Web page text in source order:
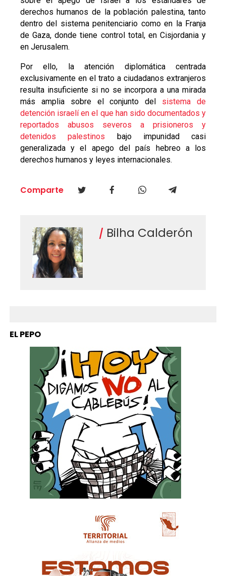
derechos humanos de la población palestina, tanto
dentro del sistema penitenciario como en la Franja
de Gaza, donde tiene control total, en Cisjordania y
en Jerusalem.
Por ello, la atención diplomática centrada
exclusivamente en el trato a ciudadanos extranjeros
resulta insuficiente si no se incorpora a una mirada
más amplia sobre el conjunto del sistema de
detención israelí en el que han sido documentados y
reportados abusos severos a prisioneros y
detenidos palestinos bajo impunidad casi
generalizada y el apego del país hebreo a los
derechos humanos y leyes internacionales.
Comparte
Bilha Calderón
EL PEPO